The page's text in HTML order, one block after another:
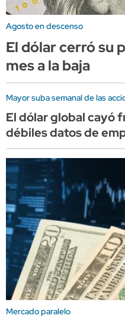
Agosto en descenso
El dólar cerró su
mes a la baja
Mayor suba semanal de las
El dólar global cayó
débiles datos de
Mercado paralelo